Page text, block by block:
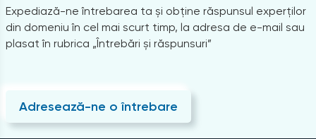
Expediază-ne întrebarea ta și obține răspunsul experților
din domeniu în cel mai scurt timp, la adresa de e-mail sau
plasat în rubrica „Întrebări și răspunsuri”
Adresează-ne o întrebare